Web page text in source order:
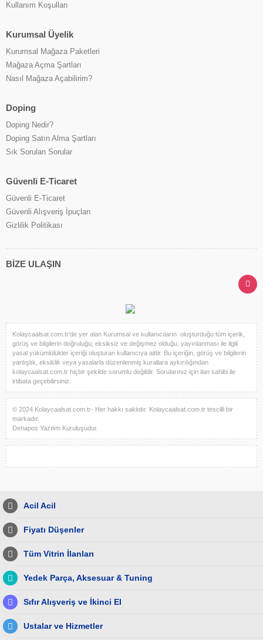
Kullanım Koşulları
Kurumsal Üyelik
Kurumsal Mağaza Paketleri
Mağaza Açma Şartları
Nasıl Mağaza Açabilirim?
Doping
Doping Nedir?
Doping Satın Alma Şartları
Sık Sorulan Sorular
Güvenli E-Ticaret
Güvenli E-Ticaret
Güvenli Alışveriş İpuçları
Gizlilik Politikası
BİZE ULAŞIN
Kolaycaalsat.com.tr'de yer alan Kurumsal ve kullanıcıların oluşturduğu tüm içerik,
görüş ve bilgilerin doğruluğu, eksiksiz ve değişmez olduğu, yayınlanması ile ilgili
yasal yükümlülükler içeriği oluşturan kullanıcıya aittir. Bu içeriğin, görüş ve bilgilerin
yanlışlık, eksiklik veya yasalarla düzenlenmiş kurallara aykırılığından
kolaycaalsat.com.tr hiçbir şekilde sorumlu değildir. Sorularınız için ilan sahibi ile
irtibata geçebilirsiniz.
© 2024 Kolaycaalsat.com.tr- Her hakkı saklıdır. Kolaycaalsat.com.tr tescilli bir
markadır.
Dehapos Yazılım Kuruluşudur.
Acil Acil
Fiyatı Düşenler
Tüm Vitrin İlanları
Yedek Parça, Aksesuar & Tuning
Sıfır Alışveriş ve İkinci El
Ustalar ve Hizmetler